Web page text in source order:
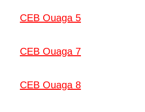
CEB Ouaga 5
CEB Ouaga 7
CEB Ouaga 8